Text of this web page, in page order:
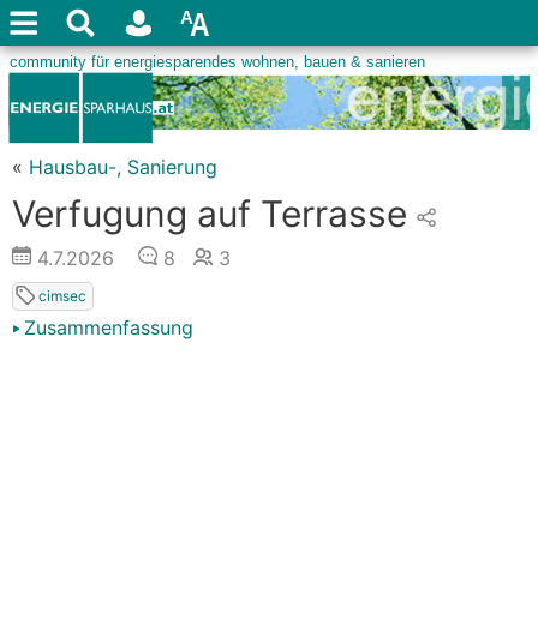
« Hausbau-, Sanierung
Verfugung auf Terrasse
4.7.2026 8 3
cimsec
Zusammenfassung